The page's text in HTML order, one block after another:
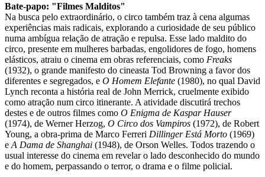
Bate-papo: "Filmes Malditos"
Na busca pelo extraordinário, o circo também traz à cena algumas
experiências mais radicais, explorando a curiosidade de seu público
numa ambígua relação de atração e repulsa. Esse lado maldito do
circo, presente em mulheres barbadas, engolidores de fogo, homens
elásticos, atraiu o cinema em obras referenciais, como Freaks
(1932), o grande manifesto do cineasta Tod Browning a favor dos
diferentes e segregados, e O Homem Elefante (1980), no qual David
Lynch reconta a história real de John Merrick, cruelmente exibido
como atração num circo itinerante. A atividade discutirá trechos
destes e de outros filmes como O Enigma de Kaspar Hauser
(1974), de Werner Herzog, O Circo dos Vampiros (1972), de Robert
Young, a obra-prima de Marco Ferreri Dillinger Está Morto (1969)
e A Dama de Shanghai (1948), de Orson Welles. Todos trazendo o
usual interesse do cinema em revelar o lado desconhecido do mundo
e do homem, perpassando o terror, o drama e o filme policial.